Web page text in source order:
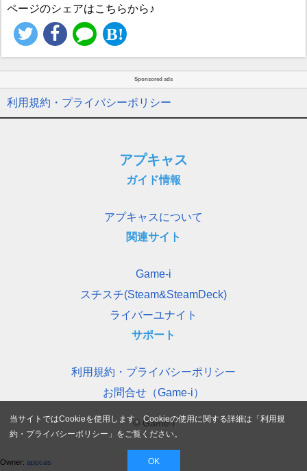
ページのシェアはこちらから♪
Sponsored ads
利用規約・プライバシーポリシー
アプキャス
ガイド情報
アプキャスについて
関連サイト
Game-i
スチスチ(Steam&SteamDeck)
ライバーユナイト
サポート
利用規約・プライバシーポリシー
お問合せ（Game-i）
© Game-i
Owner: appcas
当サイトではCookieを使用します。Cookieの使用に関する詳細は「利用規
約・プライバシーポリシー 」をご覧ください。
OK